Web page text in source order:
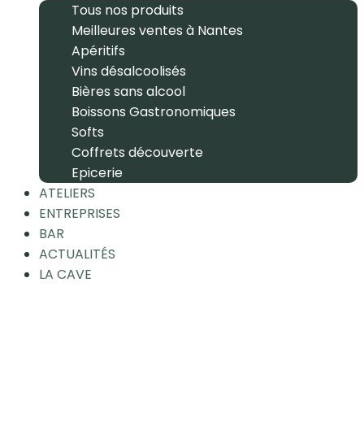
Tous nos produits
Meilleures ventes à Nantes
Apéritifs
Vins désalcoolisés
Bières sans alcool
Boissons Gastronomiques
Softs
Coffrets découverte
Epicerie
ATELIERS
ENTREPRISES
BAR
ACTUALITÉS
LA CAVE